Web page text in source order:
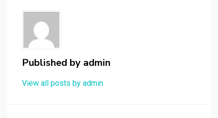
Published by admin
View all posts by admin